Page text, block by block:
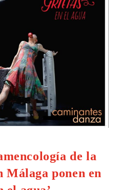
de la
ponen en